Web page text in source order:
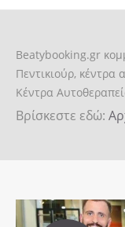
Beatybooking.gr
Πεντικιούρ, κέντρα
Κέντρα
Βρίσκεστε εδώ: